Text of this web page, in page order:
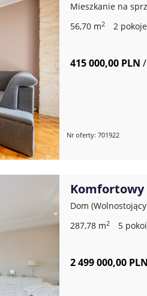
Mieszkanie na
56,70 m2 2 pokoje
415 000,00 PLN /
Nr oferty: 701922
Dom
287,78 m2 5 pokoi
2 499 000,00 PLN